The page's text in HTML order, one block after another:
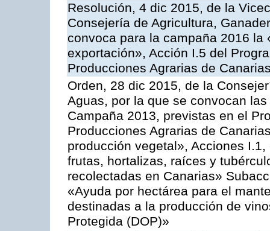
Resolución, 4 dic 2015, de la
Consejería de Agricultura,
convoca para la campaña 2016
exportación», Acción I.5 del
Producciones Agrarias de
Orden, 28 dic 2015, de la
Aguas, por la que se convocan
Campaña 2013, previstas en el
Producciones Agrarias de
producción vegetal», Acciones
frutas, hortalizas, raíces y
recolectadas en Canarias»
«Ayuda por hectárea para el
destinadas a la producción de
Protegida (DOP)»